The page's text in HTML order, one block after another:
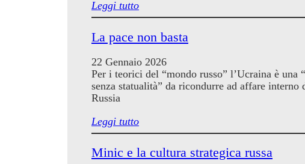
Leggi tutto
La pace non basta
22 Gennaio 2026
Per i teorici del “mondo russo” l’Ucraina è una
senza statualità” da ricondurre ad affare interno
Russia
Leggi tutto
Minic e la cultura strategica russa